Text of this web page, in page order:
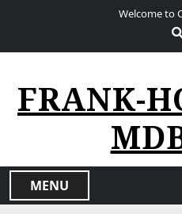
Welcome to
FRANK-
MENU